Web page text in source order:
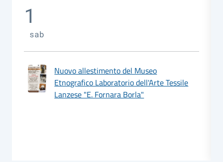
1
sab
Nuovo allestimento del Museo
Etnografico Laboratorio dell'Arte Tessile
Lanzese "E. Fornara Borla"